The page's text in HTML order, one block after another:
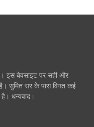
इस बेवसाइट पर सही और
सुमित सर के पास विगत कई
धन्यवाद।